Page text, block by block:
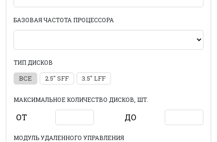
БАЗОВАЯ ЧАСТОТА ПРОЦЕССОРА
ТИП ДИСКОВ
ВСЕ 2.5" SFF 3.5" LFF
МАКСИМАЛЬНОЕ КОЛИЧЕСТВО ДИСКОВ, ШТ.
ОТ ДО
МОДУЛЬ УДАЛЕННОГО УПРАВЛЕНИЯ